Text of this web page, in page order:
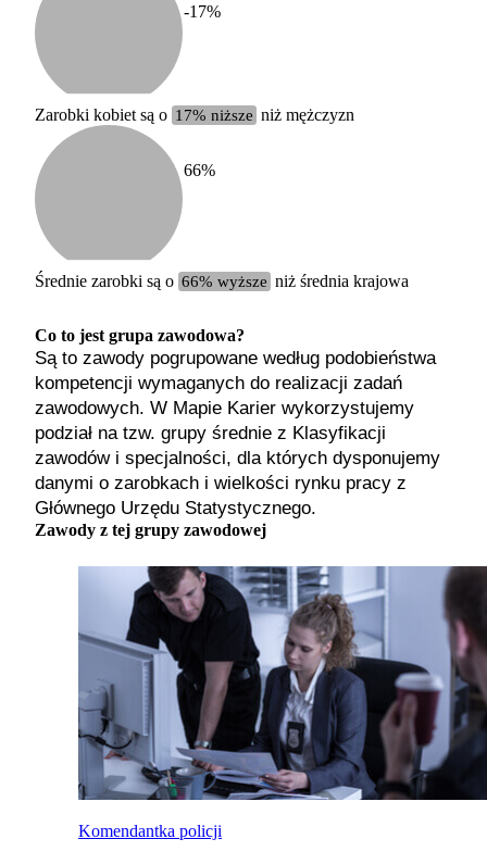
średnie
-17%
Zarobki kobiet są o 17% niższe niż mężczyzn
66%
Średnie zarobki są o 66% wyższe niż średnia krajowa
Co to jest grupa zawodowa?
Są to zawody pogrupowane według podobieństwa
kompetencji wymaganych do realizacji zadań
zawodowych. W Mapie Karier wykorzystujemy
podział na tzw. grupy średnie z Klasyfikacji
zawodów i specjalności, dla których dysponujemy
danymi o zarobkach i wielkości rynku pracy z
Głównego Urzędu Statystycznego.
Zawody z tej grupy zawodowej
Komendantka policji